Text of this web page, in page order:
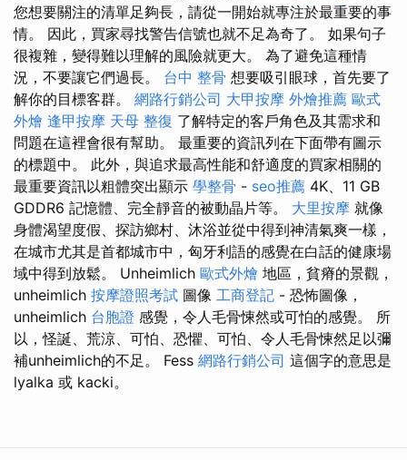
您想要關注的清單足夠長，請從一開始就專注於最重要的事
情。 因此，買家尋找警告信號也就不足為奇了。 如果句子
很複雜，變得難以理解的風險就更大。 為了避免這種情
況，不要讓它們過長。 台中 整骨 想要吸引眼球，首先要了
解你的目標客群。 網路行銷公司 大甲按摩 外燴推薦 歐式
外燴 逢甲按摩 天母 整復 了解特定的客戶角色及其需求​​和
問題在這裡會很有幫助。 最重要的資訊列在下面帶有圖示
的標題中。 此外，與追求最高性能和舒適度的買家相關的
最重要資訊以粗體突出顯示 學整骨 - seo推薦 4K、11 GB
GDDR6 記憶體、完全靜音的被動晶片等。 大里按摩 就像
身體渴望度假、探訪鄉村、沐浴並從中得到神清氣爽一樣，
在城市尤其是首都城市中，匈牙利語的感覺在白話的健康場
域中得到放鬆。 Unheimlich 歐式外燴 地區，貧瘠的景觀，
unheimlich 按摩證照考試 圖像 工商登記 - 恐怖圖像，
unheimlich 台胞證 感覺，令人毛骨悚然或可怕的感覺。 所
以，怪誕、荒涼、可怕、恐懼、可怕、令人毛骨悚然足以彌
補unheimlich的不足。 Fess 網路行銷公司 這個字的意思是
lyalka 或 kacki。